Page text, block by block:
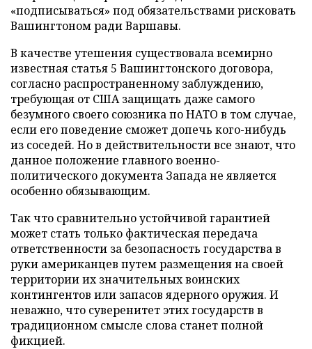
«подписываться» под обязательствами рисковать
Вашингтоном ради Варшавы.
В качестве утешения существовала всемирно
известная статья 5 Вашингтонского договора,
согласно распространенному заблуждению,
требующая от США защищать даже самого
безумного своего союзника по НАТО в том случае,
если его поведение сможет допечь кого-нибудь
из соседей. Но в действительности все знают, что
данное положение главного военно-
политического документа Запада не является
особенно обязывающим.
Так что сравнительно устойчивой гарантией
может стать только фактическая передача
ответственности за безопасность государства в
руки американцев путем размещения на своей
территории их значительных воинских
контингентов или запасов ядерного оружия. И
неважно, что суверенитет этих государств в
традиционном смысле слова станет полной
фикцией.